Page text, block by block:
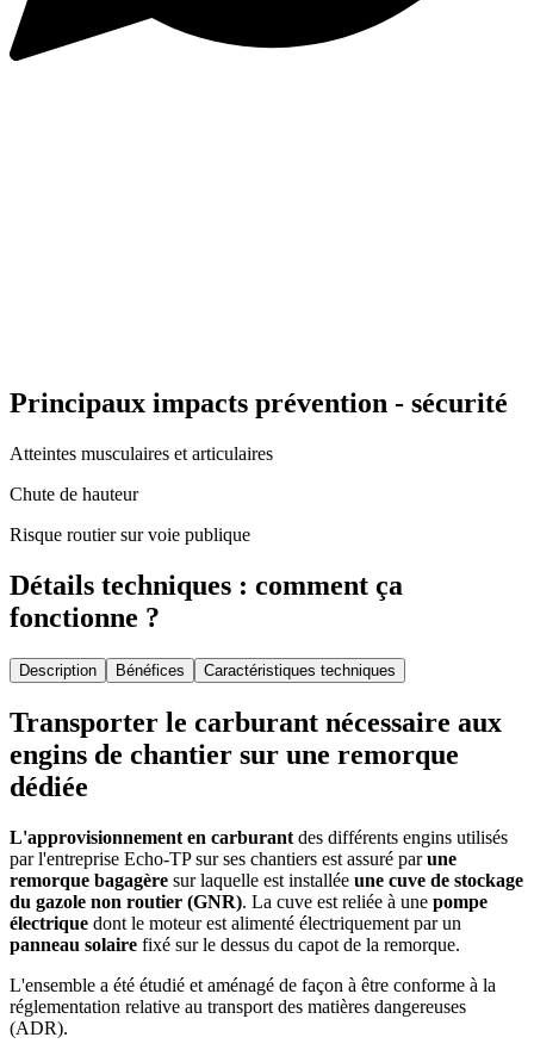
Principaux impacts prévention - sécurité
Atteintes musculaires et articulaires
Chute de hauteur
Risque routier sur voie publique
Détails techniques : comment ça
fonctionne ?
Description Bénéfices Caractéristiques techniques
Transporter le carburant nécessaire aux
engins de chantier sur une remorque
dédiée
L'approvisionnement en carburant des différents engins utilisés
par l'entreprise Echo-TP sur ses chantiers est assuré parune
remorque bagagère sur laquelle est installée une cuve de stockage
du gazole non routier (GNR). La cuve est reliée à une pompe
électrique dont le moteur est alimenté électriquement par un
panneau solaire fixé sur le dessus du capot de la remorque.
L'ensemble a été étudié et aménagé de façon à être conforme à la
réglementation relative au transport des matières dangereuses
(ADR).